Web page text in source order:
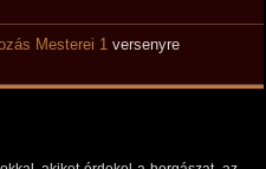
Mesterei 1 versenyre